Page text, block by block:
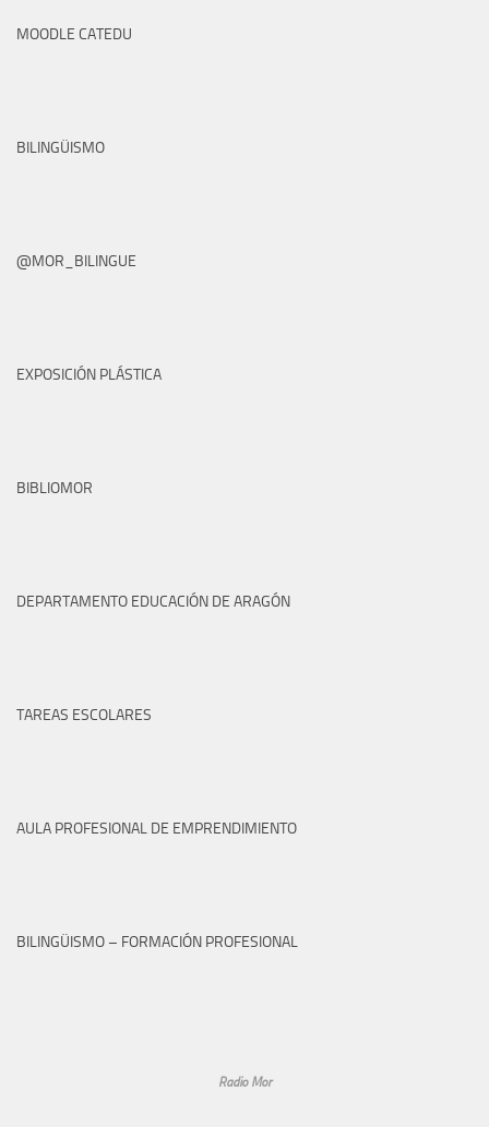
MOODLE CATEDU
BILINGÜISMO
@MOR_BILINGUE
EXPOSICIÓN PLÁSTICA
BIBLIOMOR
DEPARTAMENTO EDUCACIÓN DE ARAGÓN
TAREAS ESCOLARES
AULA PROFESIONAL DE EMPRENDIMIENTO
BILINGÜISMO – FORMACIÓN PROFESIONAL
Radio Mor